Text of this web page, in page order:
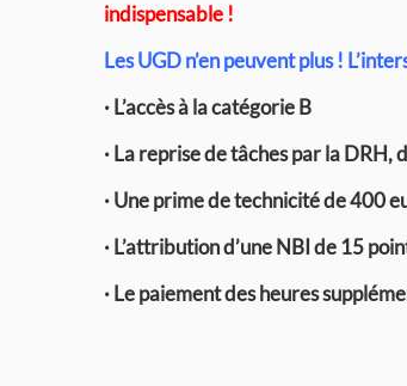
indispensable !
Les UGD n’en peuvent plus !
· L’accès à la catégorie B
· La reprise de tâches par la
· Une prime de technicité de 400
· L’attribution d’une NBI de 15
· Le paiement des heures